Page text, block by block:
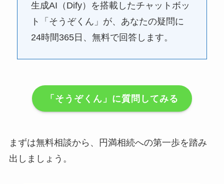
生成AI（Dify）を搭載したチャットボッ
ト「そうぞくん」が、あなたの疑問に
24時間365日、無料で回答します。
「そうぞくん」に質問してみる
まずは無料相談から、円満相続への第一歩を踏み
出しましょう。